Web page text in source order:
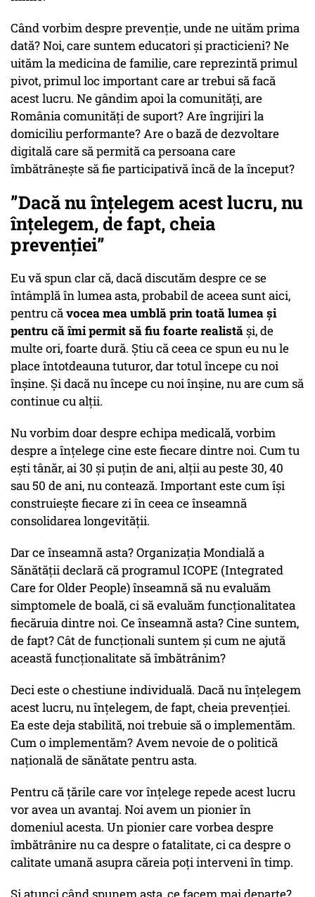
Când vorbim despre prevenție, unde ne uităm prima
dată? Noi, care suntem educatori și practicieni? Ne
uităm la medicina de familie, care reprezintă primul
pivot, primul loc important care ar trebui să facă
acest lucru. Ne gândim apoi la comunități, are
România comunități de suport? Are îngrijiri la
domiciliu performante? Are o bază de dezvoltare
digitală care să permită ca persoana care
îmbătrânește să fie participativă încă de la început?
”Dacă nu înțelegem acest lucru, nu
înțelegem, de fapt, cheia
prevenției”
Eu vă spun clar că, dacă discutăm despre ce se
întâmplă în lumea asta, probabil de aceea sunt aici,
pentru căvocea mea umblă prin toată lumea și
pentru că îmi permit să fiu foarte realistăși, de
multe ori, foarte dură. Știu că ceea ce spun eu nu le
place întotdeauna tuturor, dar totul începe cu noi
înșine. Și dacă nu începe cu noi înșine, nu are cum să
continue cu alții.
Nu vorbim doar despre echipa medicală, vorbim
despre a înțelege cine este fiecare dintre noi. Cum tu
ești tânăr, ai 30 și puțin de ani, alții au peste 30, 40
sau 50 de ani, nu contează. Important este cum își
construiește fiecare zi în ceea ce înseamnă
consolidarea longevității.
Dar ce înseamnă asta? Organizația Mondială a
Sănătății declară că programul ICOPE (Integrated
Care for Older People) înseamnă să nu evaluăm
simptomele de boală, ci să evaluăm funcționalitatea
fiecăruia dintre noi. Ce înseamnă asta? Cine suntem,
de fapt? Cât de funcționali suntem și cum ne ajută
această funcționalitate să îmbătrânim?
Deci este o chestiune individuală. Dacă nu înțelegem
acest lucru, nu înțelegem, de fapt, cheia prevenției.
Ea este deja stabilită, noi trebuie să o implementăm.
Cum o implementăm? Avem nevoie de o politică
națională de sănătate pentru asta.
Pentru că țările care vor înțelege repede acest lucru
vor avea un avantaj. Noi avem un pionier în
domeniul acesta. Un pionier care vorbea despre
îmbătrânire nu ca despre o fatalitate, ci ca despre o
calitate umană asupra căreia poți interveni în timp.